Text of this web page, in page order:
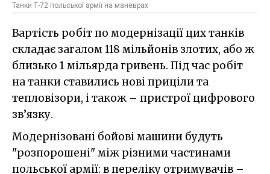
Танки Т-72 польської армії на маневрах
Вартість робіт по модернізації цих танків
складає загалом 118 мільйонів злотих, або ж
близько 1 мільярда гривень. Під час робіт
на танки ставились нові приціли та
тепловізори, і також – пристрої цифрового
зв’язку.
Модернізовані бойові машини будуть
"розпорошені" між різними частинами
польської армії: в переліку отримувачів –